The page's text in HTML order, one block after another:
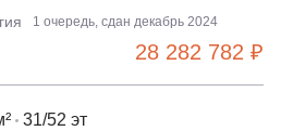
1 очередь, сдан декабрь 2024
28 282 782 ₽
31/52 эт